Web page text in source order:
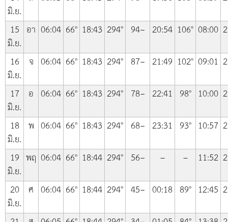
มิ.ย.
15
มิ.ย.
อา 06:04 66° 18:43 294° 94− 20:54 106° 08:00
16
มิ.ย.
จ 06:04 66° 18:43 294° 87− 21:49 102° 09:01
17
มิ.ย.
อ 06:04 66° 18:43 294° 78− 22:41 98° 10:00
18
มิ.ย.
พ 06:04 66° 18:43 294° 68− 23:31 93° 10:57
19
มิ.ย.
พฤ 06:04 66° 18:44 294° 56− – – 11:52
20
มิ.ย.
ศ 06:04 66° 18:44 294° 45− 00:18 89° 12:45